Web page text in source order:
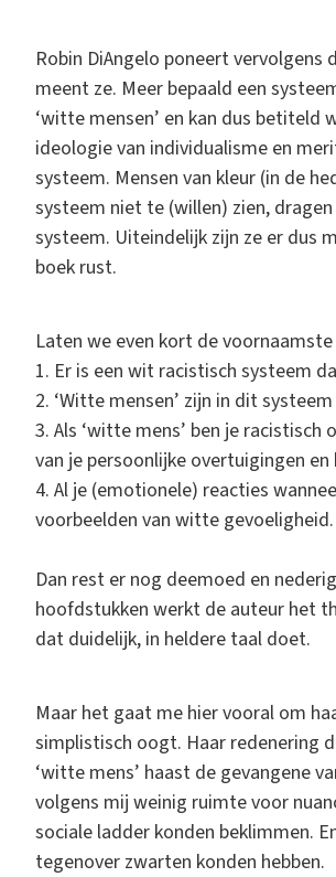
Robin DiAngelo poneert vervolgens
meent ze. Meer bepaald een
‘witte mensen’ en kan dus betiteld
ideologie van individualisme en
systeem. Mensen van kleur (in de
systeem niet te (willen) zien,
systeem. Uiteindelijk zijn ze er dus
boek rust.
Laten we even kort de
1. Er is een wit racistisch systeem
2. ‘Witte mensen’ zijn in dit
3. Als ‘witte mens’ ben je
van je persoonlijke overtuigingen en
4. Al je (emotionele) reacties
voorbeelden van witte gevoeligheid.
Dan rest er nog deemoed en
hoofdstukken werkt de auteur het
dat duidelijk, in heldere taal doet.
Maar het gaat me hier vooral om
simplistisch oogt. Haar redenering
‘witte mens’ haast de gevangene
volgens mij weinig ruimte voor
sociale ladder konden beklimmen.
tegenover zwarten konden hebben.